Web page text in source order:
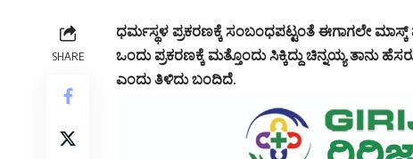
SHARE
ಧರ್ಮಸ್ಥಳ ಪ್ರಕರಣಕ್ಕೆ ಸಂಬಂಧಪಟ್ಟಂತೆ ಈಗಾಗಲೇ
ಒಂದು ಪ್ರಕರಣಕ್ಕೆ ಮತ್ತೊಂದು ಸಿಕ್ಕಿದ್ದು ಚಿನ್ನಯ್ಯ ತಾನು
ಎಂದು ತಿಳಿದು ಬಂದಿದೆ.